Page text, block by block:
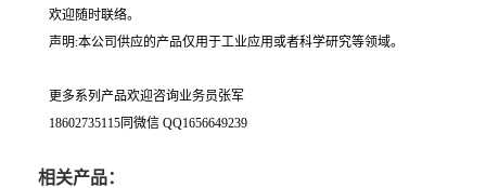
欢迎随时联络。
声明:本公司供应的产品仅用于工业应用或者科学研究等领域。
更多系列产品欢迎咨询业务员张军
18602735115同微信 QQ1656649239
相关产品：